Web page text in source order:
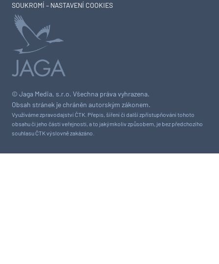
© Jaga Media, s.r.o. Všechna práva vyhrazena.
Obsah stránek je chráněn autorským zákonem.
Využíváme zpravodajství ČTK. Přepis, šíření či další zpřístupňování tohoto
obsahu či jeho části veřejnosti, a to jakýmkoliv způsobem, je bez předchozího
souhlasu ČTK výslovně zakázáno.
SOUKROMÍ – NASTAVENÍ COOKIES